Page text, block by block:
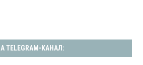
КАНАЛ: